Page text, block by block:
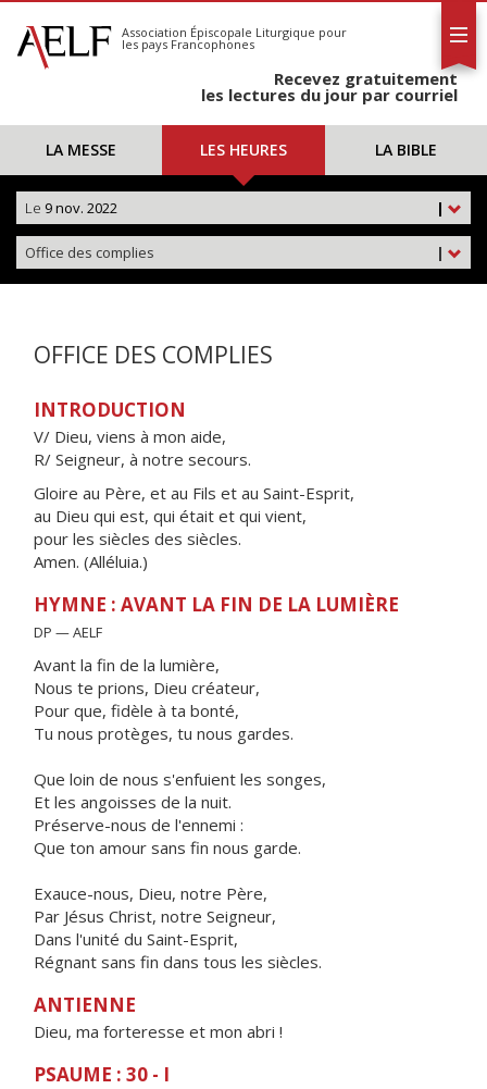
S'abonner
Calendrier
Association Épiscopale Liturgique pour
les pays Francophones
Recevez gratuitement
les lectures du jour par courriel
LA MESSE LES HEURES LA BIBLE
|
Le 9 nov. 2022
|
Office des complies
OFFICE DES COMPLIES
INTRODUCTION
V/ Dieu, viens à mon aide,
R/ Seigneur, à notre secours.
Gloire au Père, et au Fils et au Saint-Esprit,
au Dieu qui est, qui était et qui vient,
pour les siècles des siècles.
Amen. (Alléluia.)
HYMNE : AVANT LA FIN DE LA LUMIÈRE
DP — AELF
Avant la fin de la lumière,
Nous te prions, Dieu créateur,
Pour que, fidèle à ta bonté,
Tu nous protèges, tu nous gardes.
Que loin de nous s'enfuient les songes,
Et les angoisses de la nuit.
Préserve-nous de l'ennemi :
Que ton amour sans fin nous garde.
Exauce-nous, Dieu, notre Père,
Par Jésus Christ, notre Seigneur,
Dans l'unité du Saint-Esprit,
Régnant sans fin dans tous les siècles.
ANTIENNE
Dieu, ma forteresse et mon abri !
PSAUME : 30 - I